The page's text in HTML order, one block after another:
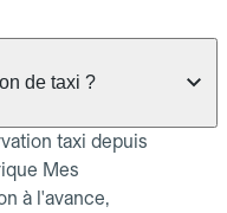
de taxi ?
taxi depuis
Mes
à l'avance,